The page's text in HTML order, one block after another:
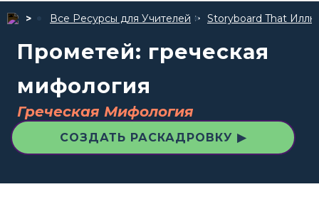
Все Ресурсы для Учителей Storyboard That
Прометей: греческая
мифология
Греческая Мифология
СОЗДАТЬ РАСКАДРОВКУ ▶